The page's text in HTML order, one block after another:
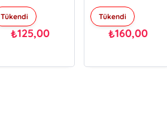
Tükendi
₺125,00
Tükendi
₺160,00